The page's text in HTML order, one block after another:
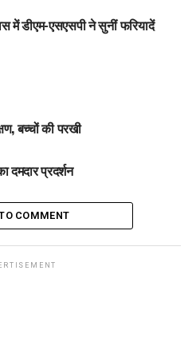
में डीएम-एसएसपी ने सुनीं फरियादें
बच्चों की परखी
दमदार प्रदर्शन
COMMENT